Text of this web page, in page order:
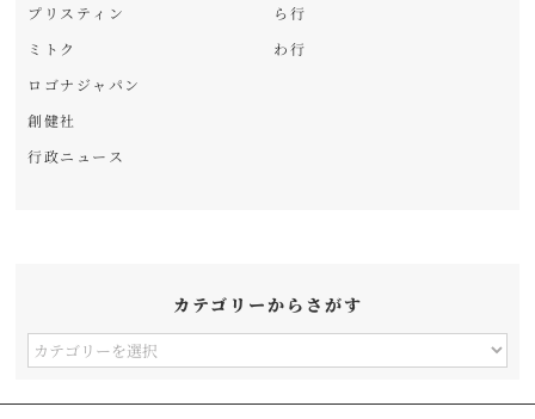
プリスティン
ミトク
ロゴナジャパン
創健社
行政ニュース
ら行
わ行
カテゴリーからさがす
カ